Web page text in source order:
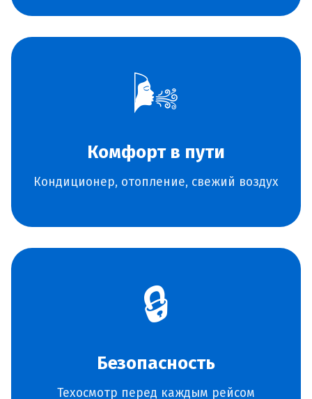
🌬️
Комфорт в пути
Кондиционер, отопление, свежий воздух
🔒
Безопасность
Техосмотр перед каждым рейсом